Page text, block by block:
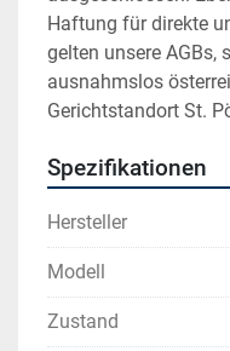
Haftung für direkte
gelten unsere AGBs,
ausnahmslos
Gerichtstandort St.
Spezifikationen
Hersteller
Modell
Zustand